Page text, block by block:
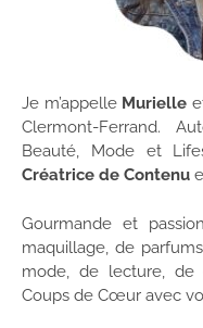
Je m’appelle Murielle
Clermont-Ferrand.
Beauté, Mode et
Créatrice de Contenu
Gourmande et
maquillage, de
mode, de lecture, de
Coups de Cœur avec